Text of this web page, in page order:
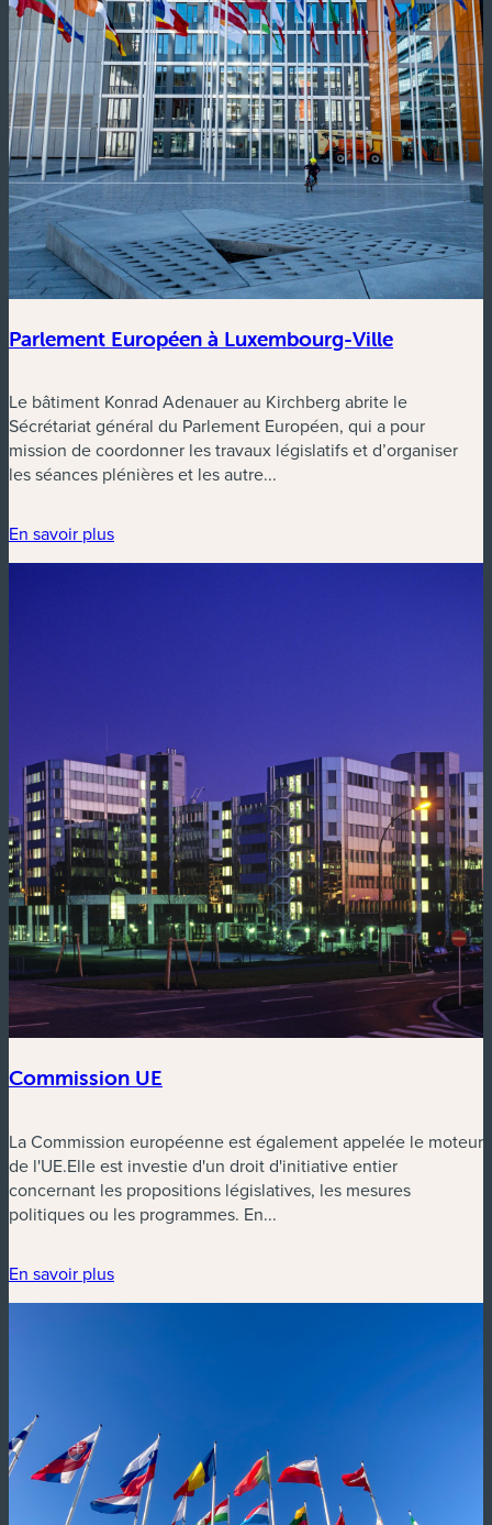
Parlement Européen à Luxembourg-Ville
Le bâtiment Konrad Adenauer au Kirchberg abrite le
Sécrétariat général du Parlement Européen, qui a pour
mission de coordonner les travaux législatifs et d’organiser
les séances plénières et les autre...
En savoir plus
Commission UE
La Commission européenne est également appelée le moteur
de l'UE.Elle est investie d'un droit d'initiative entier
concernant les propositions législatives, les mesures
politiques ou les programmes. En...
En savoir plus